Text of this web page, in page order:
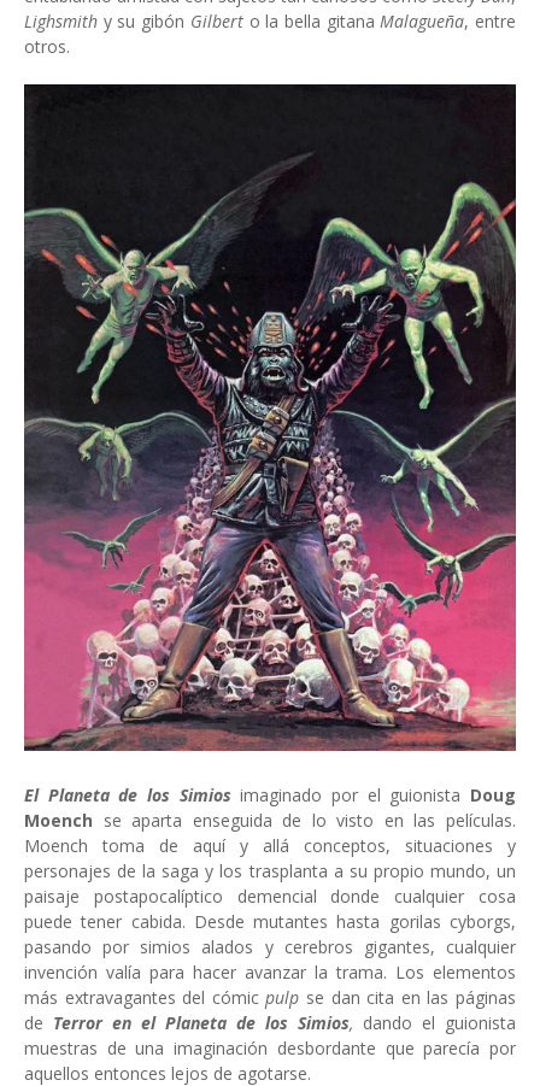
Lighsmith y su gibón Gilbert o la bella gitana Malagueña, entre
otros.
El Planeta de los Simios imaginado por el guionista Doug
Moench se aparta enseguida de lo visto en las películas.
Moench toma de aquí y allá conceptos, situaciones y
personajes de la saga y los trasplanta a su propio mundo, un
paisaje postapocalíptico demencial donde cualquier cosa
puede tener cabida. Desde mutantes hasta gorilas cyborgs,
pasando por simios alados y cerebros gigantes, cualquier
invención valía para hacer avanzar la trama. Los elementos
más extravagantes del cómicpulp se dan cita en las páginas
de Terror en el Planeta de los Simios, dando el guionista
muestras de una imaginación desbordante que parecía por
aquellos entonces lejos de agotarse.